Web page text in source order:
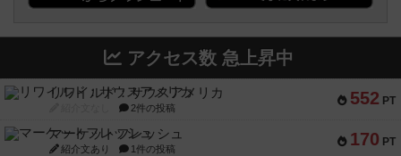
アクセス数 急上昇中
552 PT
リワイルド：サウスアメリカ
2件の投稿
170 PT
マーケットフレッシュ
紹介文あり 1件の投稿